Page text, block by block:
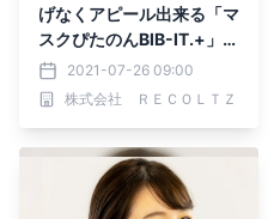
げなくアピール出来る「マ
スクぴたのんBIB-IT.+」誕
生
2021-07-26 09:00
株式会社 ＲＥＣＯＬＴＺ